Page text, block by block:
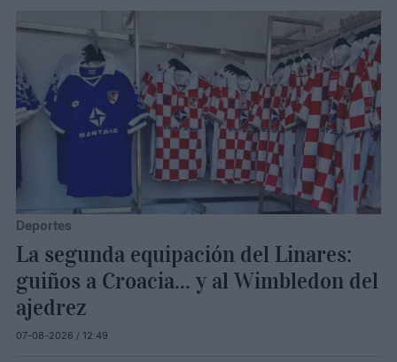
Deportes
La segunda equipación del Linares:
guiños a Croacia... y al Wimbledon del
ajedrez
07-08-2026 / 12:49